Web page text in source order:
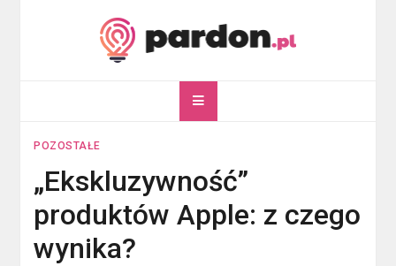
pardon.pl
POZOSTAŁE
„Ekskluzywność”
produktów Apple: z czego
wynika?